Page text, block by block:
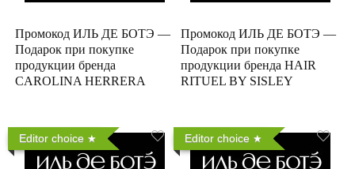
Промокод ИЛЬ ДЕ БОТЭ —
Подарок при покупке
продукции бренда
CAROLINA HERRERA
Промокод ИЛЬ ДЕ БОТЭ —
Подарок при покупке
продукции бренда HAIR
RITUEL BY SISLEY
Editor choice Editor choice